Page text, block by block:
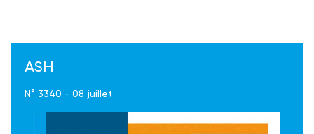
ASH
N° 3340 - 08 juillet